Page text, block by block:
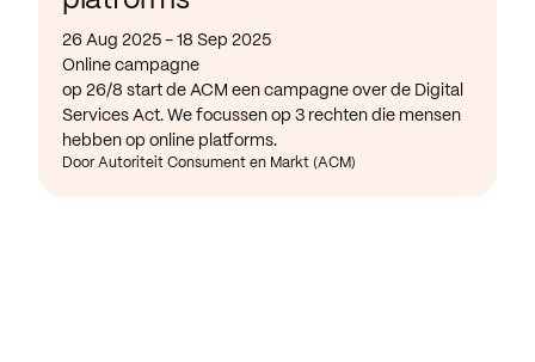
26 Aug 2025 - 18 Sep 2025
Online campagne
op 26/8 start de ACM een campagne over de Digital
Services Act. We focussen op 3 rechten die mensen
hebben op online platforms.
Door Autoriteit Consument en Markt (ACM)